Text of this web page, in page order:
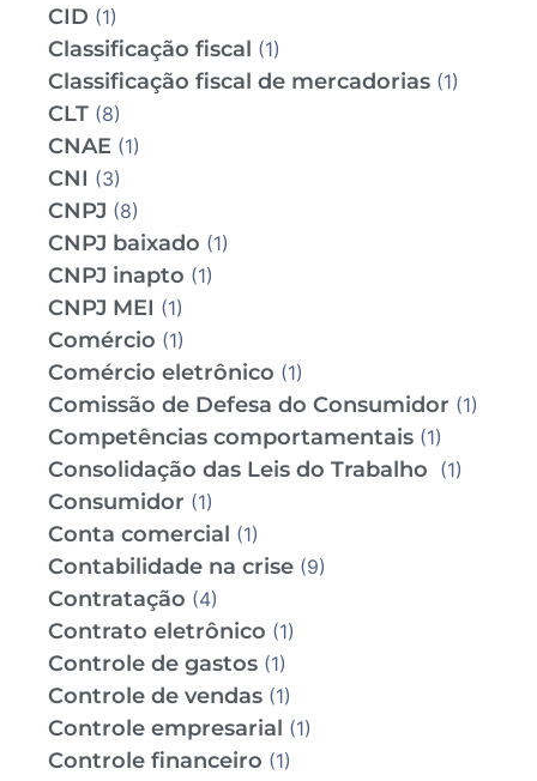
CID (1)
Classificação fiscal (1)
Classificação fiscal de mercadorias (1)
CLT (8)
CNAE (1)
CNI (3)
CNPJ (8)
CNPJ baixado (1)
CNPJ inapto (1)
CNPJ MEI (1)
Comércio (1)
Comércio eletrônico (1)
Comissão de Defesa do Consumidor (1)
Competências comportamentais (1)
Consolidação das Leis do Trabalho (1)
Consumidor (1)
Conta comercial (1)
Contabilidade na crise (9)
Contratação (4)
Contrato eletrônico (1)
Controle de gastos (1)
Controle de vendas (1)
Controle empresarial (1)
Controle financeiro (1)